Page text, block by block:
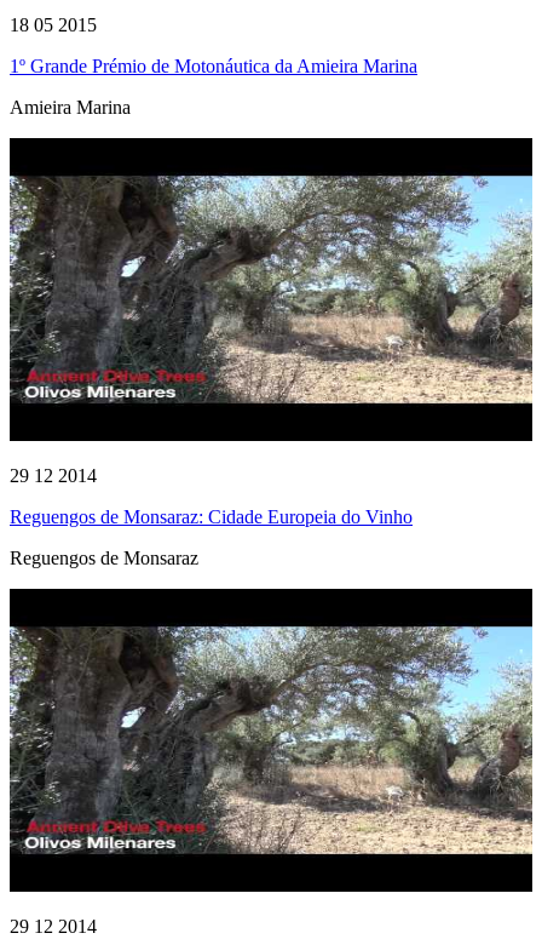
18 05 2015
1º Grande Prémio de Motonáutica da Amieira Marina
Amieira Marina
29 12 2014
Reguengos de Monsaraz: Cidade Europeia do Vinho
Reguengos de Monsaraz
29 12 2014